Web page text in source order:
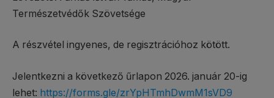
Természetvédők Szövetsége
A részvétel ingyenes, de regisztrációhoz kötött.
Jelentkezni a következő űrlapon 2026. január 20-ig
lehet: https://forms.gle/zrYpHTmhDwmM1sVD9